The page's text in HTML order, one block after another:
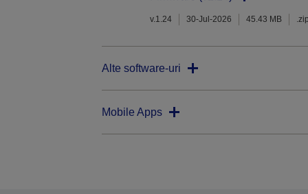
v.1.24 30-Jul-2026 45.43 MB .zip
Alte software-uri
Mobile Apps